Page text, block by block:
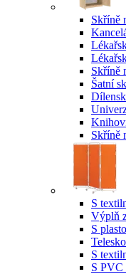
Skříně
Skříně
Šatní
Skříně
S
Výplň
S
S
S PVC